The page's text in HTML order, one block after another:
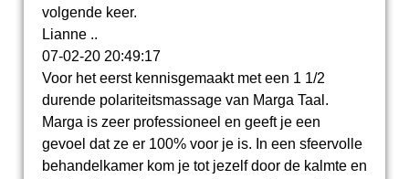
volgende keer.
Lianne ..
07-02-20 20:49:17
Voor het eerst kennisgemaakt met een 1 1/2
durende polariteitsmassage van Marga Taal.
Marga is zeer professioneel en geeft je een
gevoel dat ze er 100% voor je is. In een sfeervolle
behandelkamer kom je tot jezelf door de kalmte en